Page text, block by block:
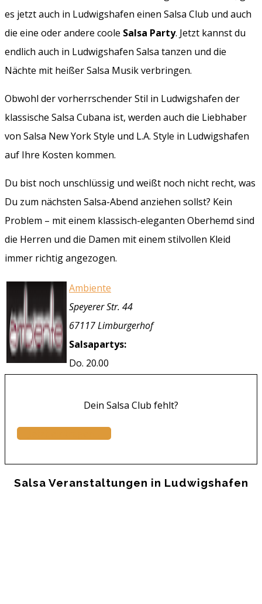
es jetzt auch in Ludwigshafen einen Salsa Club und auch
die eine oder andere coole Salsa Party. Jetzt kannst du
endlich auch in Ludwigshafen Salsa tanzen und die
Nächte mit heißer Salsa Musik verbringen.
Obwohl der vorherrschender Stil in Ludwigshafen der
klassische Salsa Cubana ist, werden auch die Liebhaber
von Salsa New York Style und L.A. Style in Ludwigshafen
auf Ihre Kosten kommen.
Du bist noch unschlüssig und weißt noch nicht recht, was
Du zum nächsten Salsa-Abend anziehen sollst? Kein
Problem – mit einem klassisch-eleganten Oberhemd sind
die Herren und die Damen mit einem stilvollen Kleid
immer richtig angezogen.
Ambiente
Speyerer Str. 44
67117 Limburgerhof
Salsapartys:
Do. 20.00
Dein Salsa Club fehlt?
Salsa Veranstaltungen in Ludwigshafen